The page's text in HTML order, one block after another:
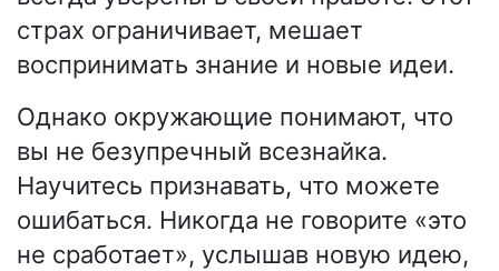
страх ограничивает, мешает
воспринимать знание и новые идеи.
Однако окружающие понимают, что
вы не безупречный всезнайка.
Научитесь признавать, что можете
ошибаться. Никогда не говорите «это
не сработает», услышав новую идею,